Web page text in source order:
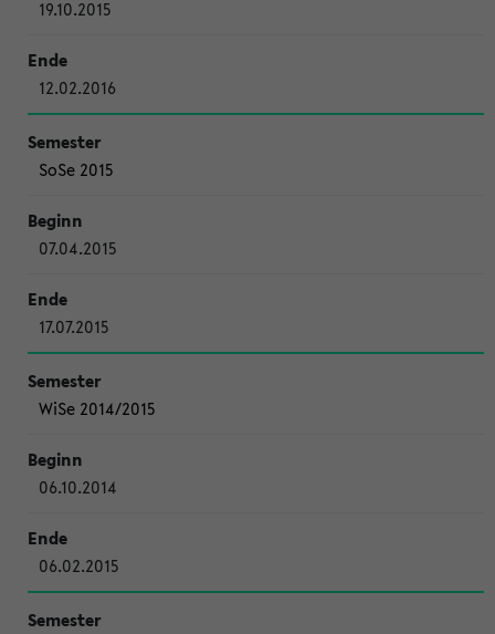
19.10.2015
12.02.2016
SoSe 2015
07.04.2015
17.07.2015
WiSe 2014/2015
06.10.2014
06.02.2015